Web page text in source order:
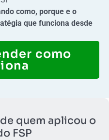
como, porque e o
que funciona desde
como
quem aplicou o
FSP